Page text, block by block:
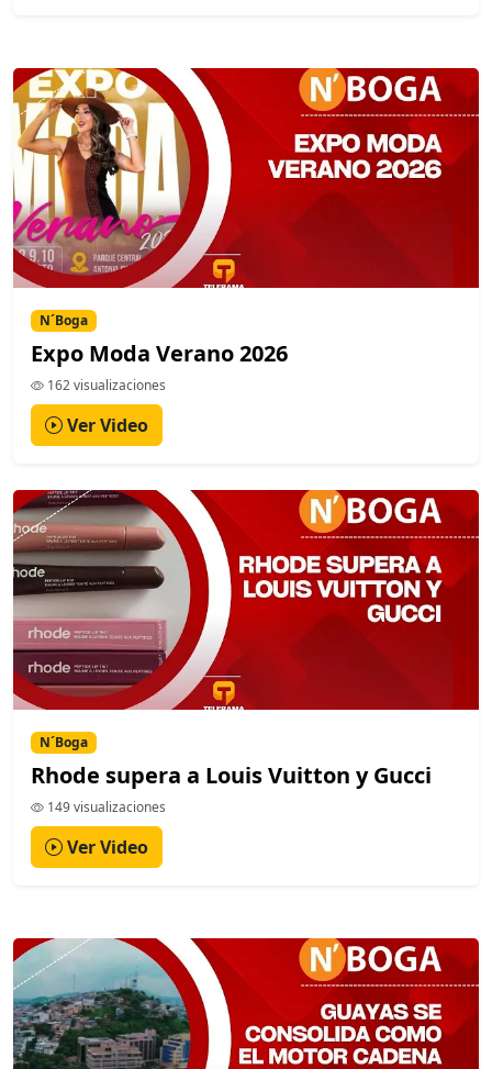
N´Boga
Expo Moda Verano 2026
162 visualizaciones
Ver Video
N´Boga
Rhode supera a Louis Vuitton y Gucci
149 visualizaciones
Ver Video